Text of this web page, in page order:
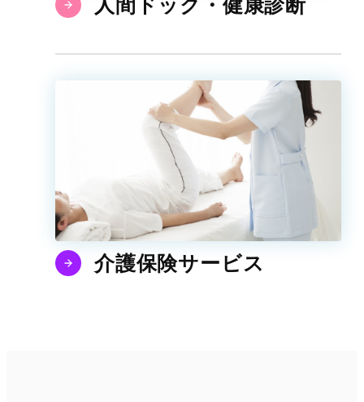
介護保険サービス